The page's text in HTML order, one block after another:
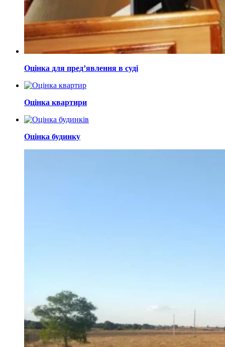
Оцінка для пред’явлення в суді
Оцінка квартири
Оцінка будинку